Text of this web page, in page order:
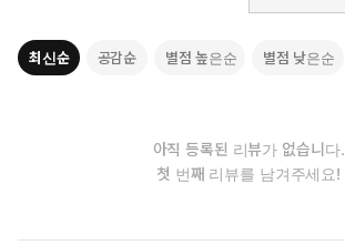
최신순 공감순 별점 높은순 별점 낮은순
아직 등록된 리뷰가 없습니다.
첫 번째 리뷰를 남겨주세요!